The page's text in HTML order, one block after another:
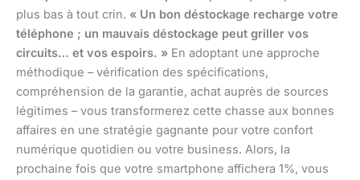
plus bas à tout crin. « Un bon déstockage recharge votre
téléphone ; un mauvais déstockage peut griller vos
circuits… et vos espoirs. » En adoptant une approche
méthodique – vérification des spécifications,
compréhension de la garantie, achat auprès de sources
légitimes – vous transformerez cette chasse aux bonnes
affaires en une stratégie gagnante pour votre confort
numérique quotidien ou votre business. Alors, la
prochaine fois que votre smartphone affichera 1%, vous